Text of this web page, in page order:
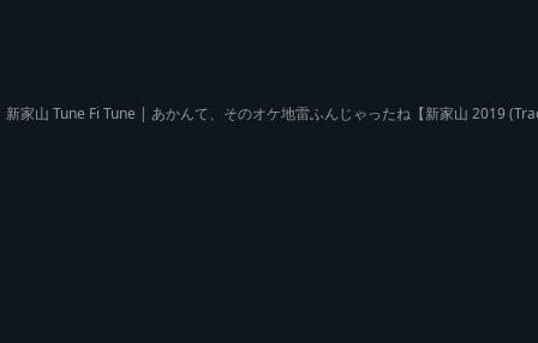
新家山 Tune Fi Tune | あかんて、そのオケ地雷ふんじゃったね【新家山 2019